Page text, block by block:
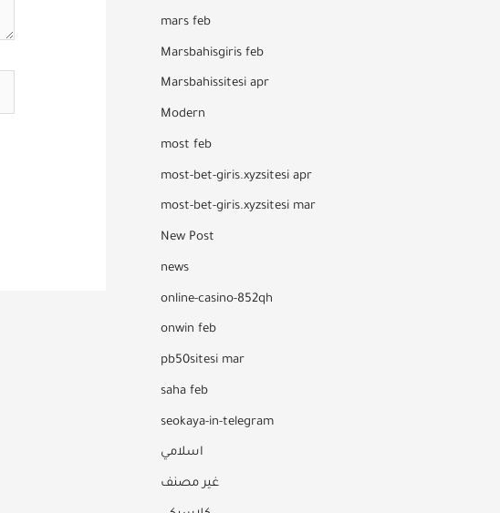
mars feb
Marsbahisgiris feb
Marsbahissitesi apr
Modern
most feb
most-bet-giris.xyzsitesi apr
most-bet-giris.xyzsitesi mar
New Post
news
online-casino-852qh
onwin feb
pb50sitesi mar
saha feb
seokaya-in-telegram
اسلامي
غير مصنف